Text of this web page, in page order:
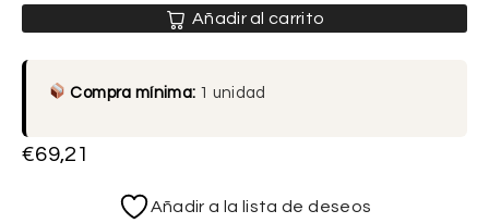
Añadir al carrito
Compra mínima: 1 unidad
€69,21
Añadir a la lista de deseos